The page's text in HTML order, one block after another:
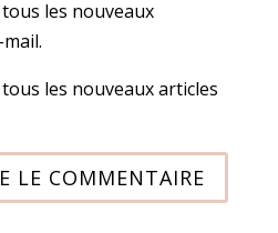
les nouveaux
les nouveaux articles
LE COMMENTAIRE